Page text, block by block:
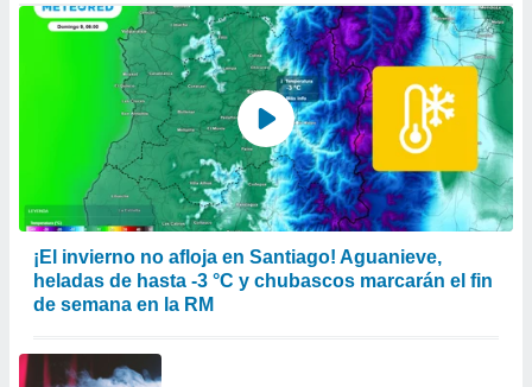
¡El invierno no afloja en Santiago! Aguanieve,
heladas de hasta -3 °C y chubascos marcarán el fin
de semana en la RM